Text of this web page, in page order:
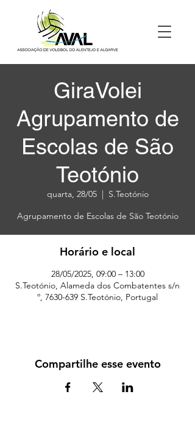
GiraVolei
Agrupamento de
Escolas de São
Teotónio
quarta, 28/05
  |
S.Teotónio
Agrupamento de Escolas de São Teotónio
Horário e local
28/05/2025, 09:00 – 13:00
S.Teotónio, Alameda dos Combatentes s/n
º, 7630-639 S.Teotónio, Portugal
Compartilhe esse evento